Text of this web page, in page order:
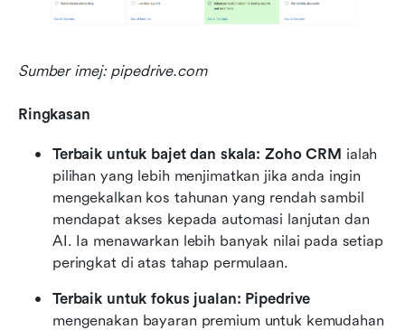
Sumber imej: pipedrive.com
Ringkasan
Terbaik untuk bajet dan skala: Zoho CRM ialah
pilihan yang lebih menjimatkan jika anda ingin
mengekalkan kos tahunan yang rendah sambil
mendapat akses kepada automasi lanjutan dan
AI. Ia menawarkan lebih banyak nilai pada setiap
peringkat di atas tahap permulaan.
Terbaik untuk fokus jualan: Pipedrive
mengenakan bayaran premium untuk kemudahan